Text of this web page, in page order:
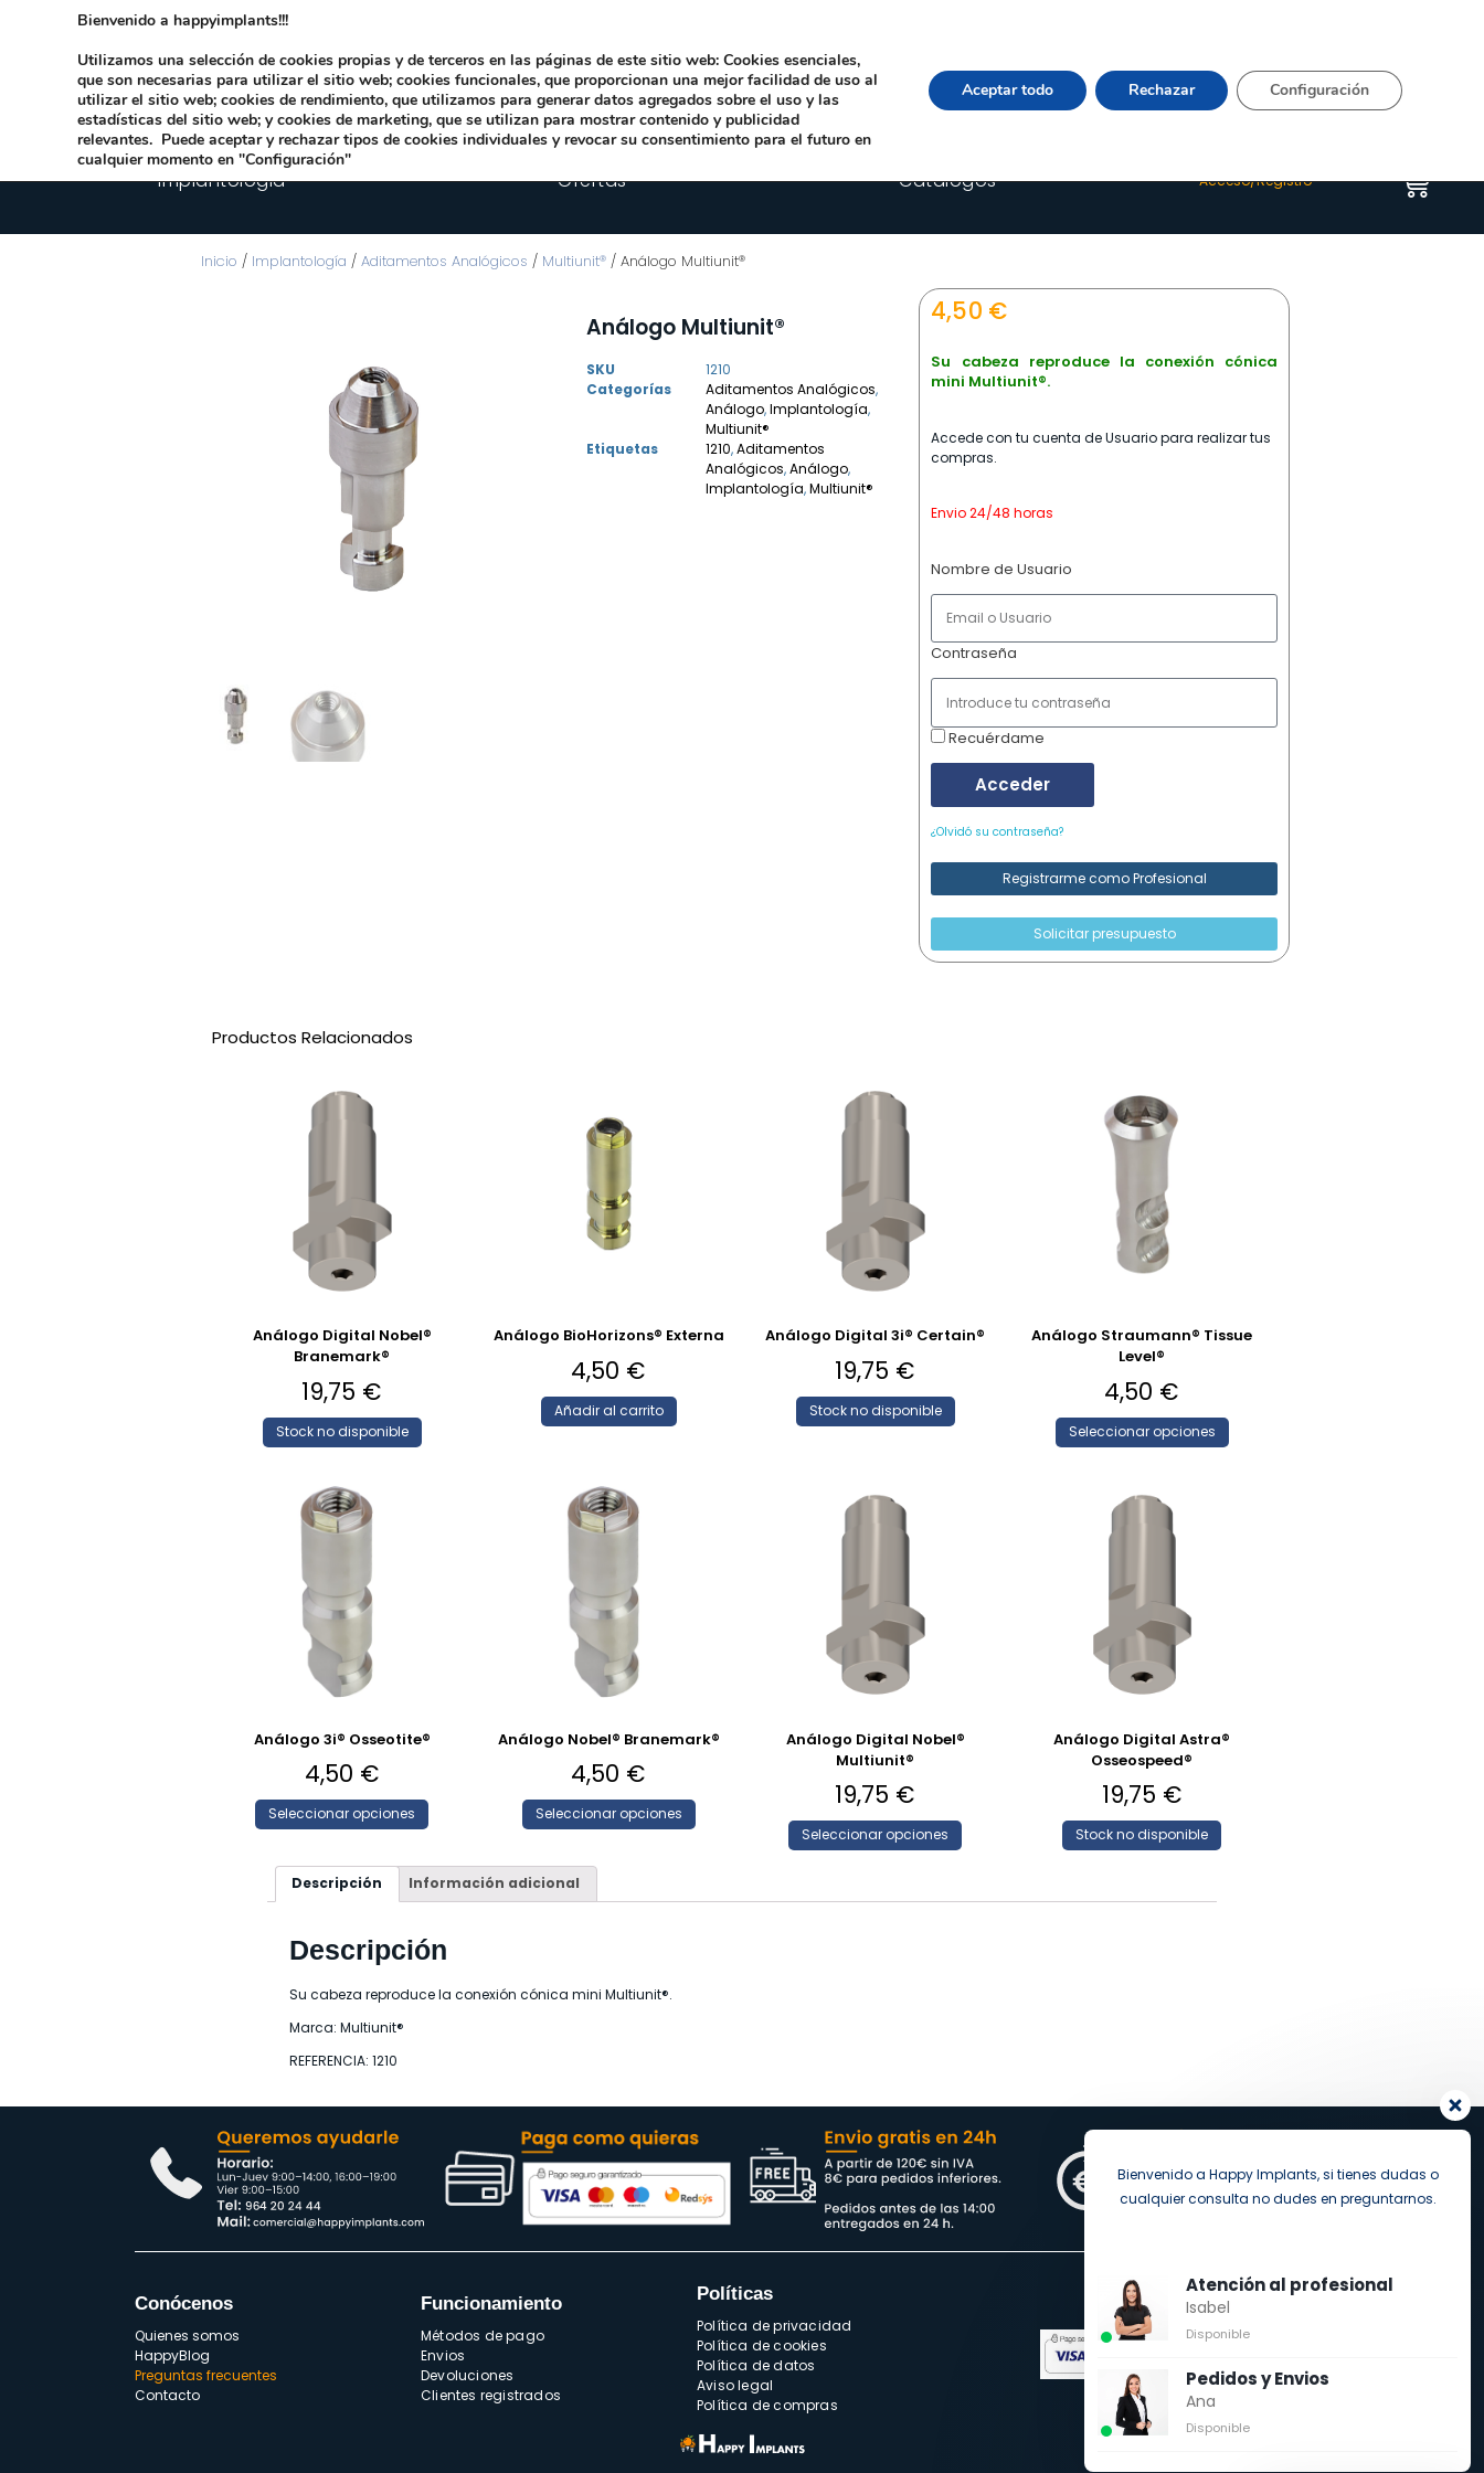
Dirección:
Quienes somos Happyblog Contacto
Implantologia Ofertas Catálogos Acceso/Registro
Inicio / Implantología / Aditamentos Analógicos / Multiunit® / Análogo Multiunit®
Análogo Multiunit®
SKU
1210
Categorías
Aditamentos Analógicos,
Análogo,Implantología,
Multiunit®
Etiquetas
1210,Aditamentos
Analógicos,Análogo,
Implantología,Multiunit®
4,50 €
Su cabeza reproduce la conexión cónica
mini Multiunit®.
Accede con tu cuenta de Usuario para realizar tus
compras.
Envio 24/48 horas
Nombre de Usuario
Contraseña
Recuérdame
Acceder
¿Olvidó su contraseña?
Registrarme como Profesional
Solicitar presupuesto
Productos Relacionados
Análogo Digital Nobel®
Branemark®
19,75 €
Stock no disponible
Análogo BioHorizons® Externa
4,50 €
Añadir al carrito
Análogo Digital 3i® Certain®
19,75 €
Stock no disponible
Análogo Straumann® Tissue
Level®
4,50 €
Seleccionar opciones
Análogo 3i® Osseotite®
4,50 €
Seleccionar opciones
Análogo Nobel® Branemark®
4,50 €
Seleccionar opciones
Análogo Digital Nobel®
Multiunit®
19,75 €
Seleccionar opciones
Análogo Digital Astra®
Osseospeed®
19,75 €
Stock no disponible
Descripción Información adicional
Descripción
Su cabeza reproduce la conexión cónica mini Multiunit®.
Marca: Multiunit®
REFERENCIA: 1210
Conócenos
Quienes somos
HappyBlog
Preguntas frecuentes
Contacto
Funcionamiento
Métodos de pago
Envios
Devoluciones
Clientes registrados
Políticas
Política de privacidad
Política de cookies
Política de datos
Aviso legal
Política de compras
Pago seguro
Bienvenido a happyimplants!!!
Utilizamos una selección de cookies propias y de terceros en las páginas de este sitio web: Cookies esenciales,
que son necesarias para utilizar el sitio web; cookies funcionales, que proporcionan una mejor facilidad de uso al
utilizar el sitio web; cookies de rendimiento, que utilizamos para generar datos agregados sobre el uso y las
estadísticas del sitio web; y cookies de marketing, que se utilizan para mostrar contenido y publicidad
relevantes. Puede aceptar y rechazar tipos de cookies individuales y revocar su consentimiento para el futuro en
cualquier momento en "Configuración"
Aceptar todo Rechazar Configuración
Bienvenido a Happy Implants, si tienes dudas o
cualquier consulta no dudes en preguntarnos.
Atención al profesional
Isabel
Disponible
Pedidos y Envios
Ana
Disponible